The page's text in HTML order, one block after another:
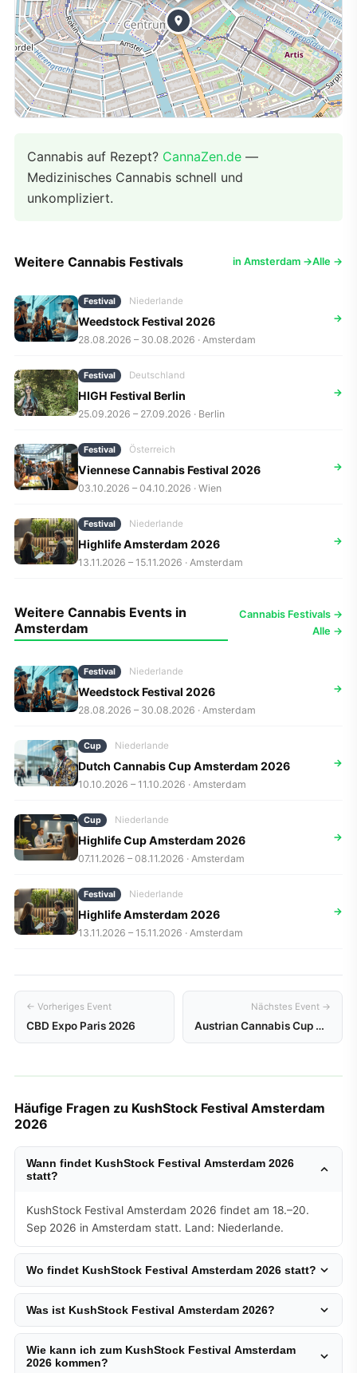
Cannabis auf Rezept? CannaZen.de —
Medizinisches Cannabis schnell und
unkompliziert.
Weitere Cannabis Festivals in Amsterdam →Alle →
Festival Niederlande
Weedstock Festival 2026
28.08.2026 – 30.08.2026 · Amsterdam
→
Festival Deutschland
HIGH Festival Berlin
25.09.2026 – 27.09.2026 · Berlin
→
Festival Österreich
Viennese Cannabis Festival 2026
03.10.2026 – 04.10.2026 · Wien
→
Festival Niederlande
Highlife Amsterdam 2026
13.11.2026 – 15.11.2026 · Amsterdam
→
Weitere Cannabis Events in
Amsterdam
Cannabis Festivals →
Alle →
Festival Niederlande
Weedstock Festival 2026
28.08.2026 – 30.08.2026 · Amsterdam
→
Cup Niederlande
Dutch Cannabis Cup Amsterdam 2026
10.10.2026 – 11.10.2026 · Amsterdam
→
Cup Niederlande
Highlife Cup Amsterdam 2026
07.11.2026 – 08.11.2026 · Amsterdam
→
Festival Niederlande
Highlife Amsterdam 2026
13.11.2026 – 15.11.2026 · Amsterdam
→
← Vorheriges Event
CBD Expo Paris 2026
Nächstes Event →
Austrian Cannabis Cup Wien 2026
Häufige Fragen zu KushStock Festival Amsterdam
2026
Wann findet KushStock Festival Amsterdam 2026
statt?
KushStock Festival Amsterdam 2026 findet am 18.–20.
Sep 2026 in Amsterdam statt. Land: Niederlande.
Wo findet KushStock Festival Amsterdam 2026 statt?
Was ist KushStock Festival Amsterdam 2026?
Wie kann ich zum KushStock Festival Amsterdam
2026 kommen?